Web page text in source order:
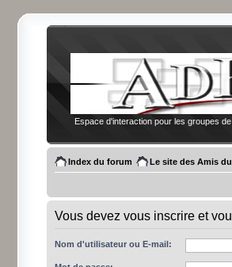
Espace d'interaction pour les groupes
Index du forum Le site des Amis
Vous devez vous inscrire et
Nom d'utilisateur ou E-mail: